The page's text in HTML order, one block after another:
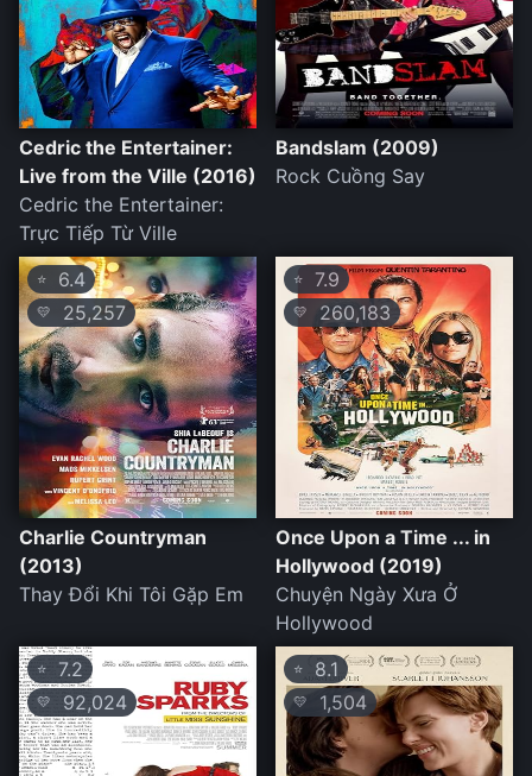
Cedric the Entertainer:
Live from the Ville (2016)
Cedric the Entertainer:
Trực Tiếp Từ Ville
Bandslam (2009)
Rock Cuồng Say
⭐ 6.4
💛 25,257
Charlie Countryman
(2013)
Thay Đổi Khi Tôi Gặp Em
⭐ 7.9
💛 260,183
Once Upon a Time ... in
Hollywood (2019)
Chuyện Ngày Xưa Ở
Hollywood
⭐ 7.2
💛 92,024
⭐ 8.1
💛 1,504